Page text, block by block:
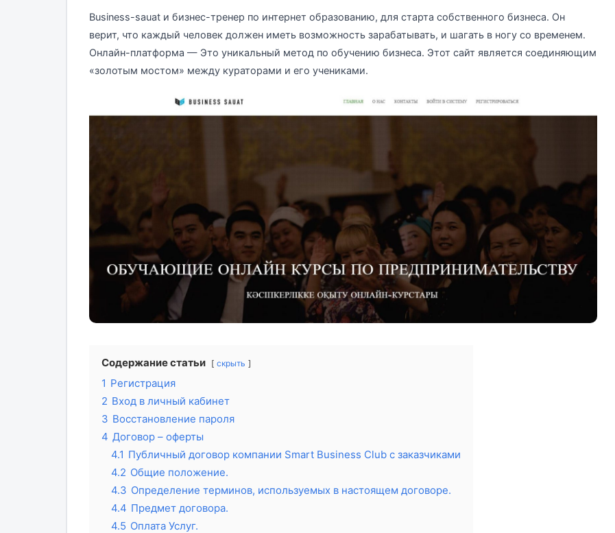
Business-sauat и бизнес-тренер по интернет образованию, для старта собственного бизнеса. Он
верит, что каждый человек должен иметь возможность зарабатывать, и шагать в ногу со временем.
Онлайн-платформа — Это уникальный метод по обучению бизнеса. Этот сайт является соединяющим
«золотым мостом» между кураторами и его учениками.
Содержание статьи скрыть
1 Регистрация
2 Вход в личный кабинет
3 Восстановление пароля
4 Договор – оферты
4.1 Публичный договор компании Smart Business Club с заказчиками
4.2 Общие положение.
4.3 Определение терминов, используемых в настоящем договоре.
4.4 Предмет договора.
4.5 Оплата Услуг.